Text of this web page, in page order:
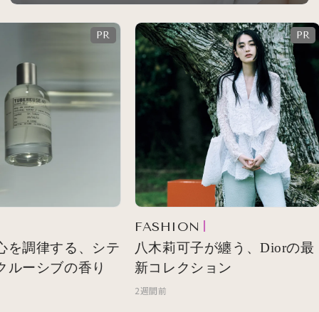
調律する、シテ
ーシブの香り
FASHION
八木莉可子が纏う、Diorの最
新コレクション
2週間前